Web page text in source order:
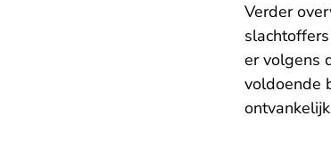
Verder
er volgens
voldoende